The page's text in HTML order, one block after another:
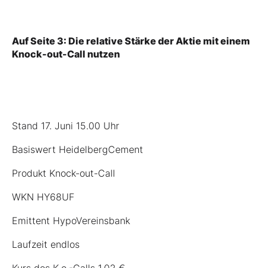
Auf Seite 3: Die relative Stärke der Aktie mit einem
Knock-out-Call nutzen
Stand 17. Juni 15.00 Uhr
Basiswert HeidelbergCement
Produkt Knock-out-Call
WKN HY68UF
Emittent HypoVereinsbank
Laufzeit endlos